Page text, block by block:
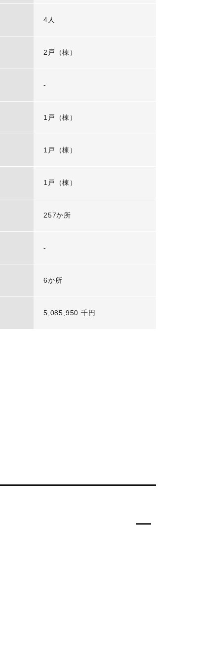
4人
2戸（棟）
-
1戸（棟）
1戸（棟）
1戸（棟）
257か所
-
6か所
5,085,950 千円